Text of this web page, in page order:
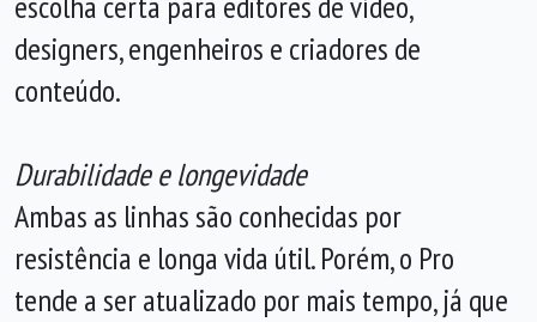
designers, engenheiros e criadores de
conteúdo.
Durabilidade e longevidade
Ambas as linhas são conhecidas por
resistência e longa vida útil. Porém, o Pro
tende a ser atualizado por mais tempo, já que